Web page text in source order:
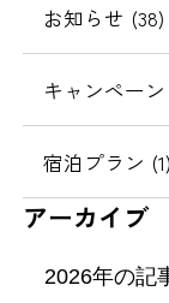
お知らせ (38)
キャンペーン
宿泊プラン (1)
アーカイブ
2026年の記